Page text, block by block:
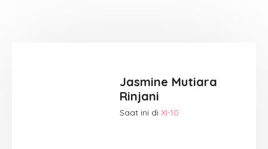
Jasmine Mutiara
Rinjani
Saat ini di XI-10